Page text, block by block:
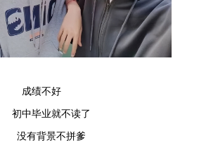
成绩不好
初中毕业就不读了
没有背景不拼爹